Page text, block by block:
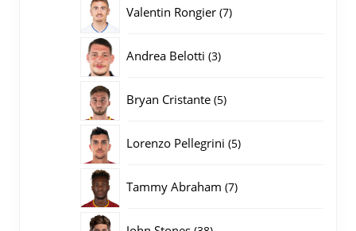
Valentin Rongier 77
Andrea Belotti 33
Bryan Cristante 55
Lorenzo Pellegrini 55
Tammy Abraham 77